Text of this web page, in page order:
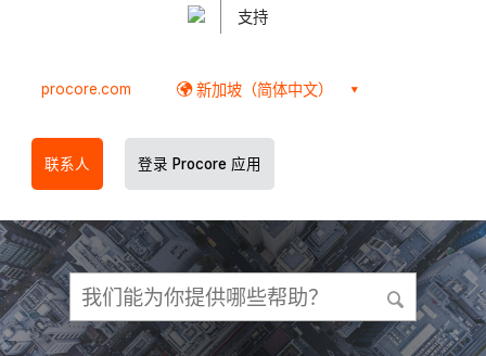
支持
procore.com 新加坡（简体中文）
联系人 登录 Procore 应用